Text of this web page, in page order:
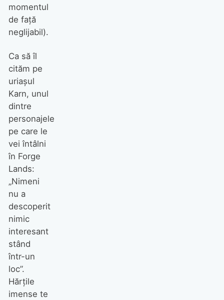
momentul
de faţă
neglijabil).
Ca să îl
cităm pe
uriașul
Karn, unul
dintre
personajele
pe care le
vei întâlni
în Forge
Lands:
„Nimeni
nu a
descoperit
nimic
interesant
stând
într-un
loc”.
Hărțile
imense te